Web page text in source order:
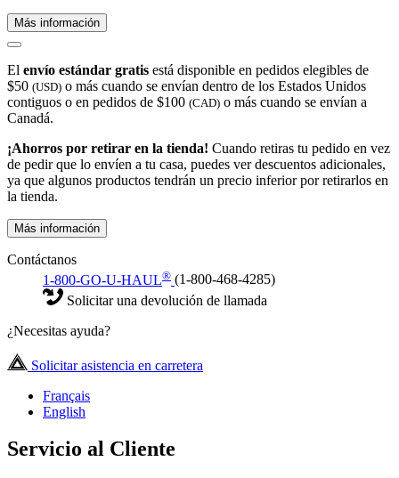
Más información
El envío estándar gratis está disponible en pedidos elegibles de
$50 (USD) o más cuando se envían dentro de los Estados Unidos
contiguos o en pedidos de $100 (CAD) o más cuando se envían a
Canadá.
¡Ahorros por retirar en la tienda! Cuando retiras tu pedido en vez
de pedir que lo envíen a tu casa, puedes ver descuentos adicionales,
ya que algunos productos tendrán un precio inferior por retirarlos en
la tienda.
Más información
Contáctanos
1-800-GO-U-HAUL® (1-800-468-4285)
Solicitar una devolución de llamada
¿Necesitas ayuda?
Solicitar asistencia en carretera
Français
English
Servicio al Cliente